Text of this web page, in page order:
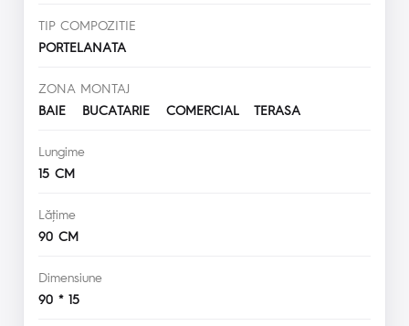
TIP COMPOZITIE
PORTELANATA
ZONA MONTAJ
BAIE BUCATARIE COMERCIAL TERASA
Lungime
15 CM
Lăţime
90 CM
Dimensiune
90 * 15